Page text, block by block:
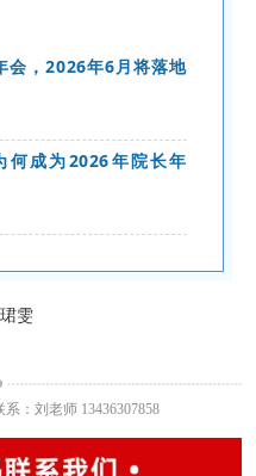
会，2026年6月将落地
何成为2026年院长年
雯
：刘老师 13436307858